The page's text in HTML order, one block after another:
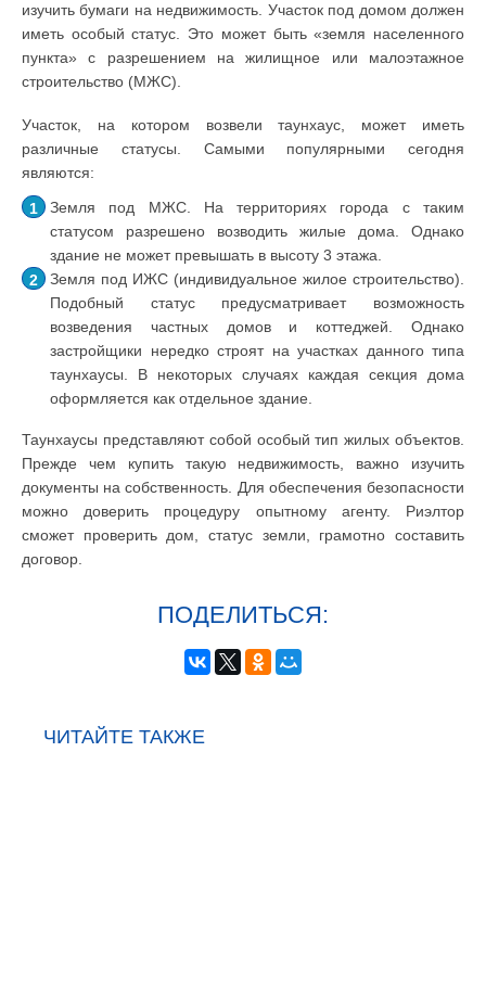
изучить бумаги на недвижимость. Участок под домом должен
иметь особый статус. Это может быть «земля населенного
пункта» с разрешением на жилищное или малоэтажное
строительство (МЖС).
Участок, на котором возвели таунхаус, может иметь
различные статусы. Самыми популярными сегодня
являются:
Земля под МЖС. На территориях города с таким
статусом разрешено возводить жилые дома. Однако
здание не может превышать в высоту 3 этажа.
Земля под ИЖС (индивидуальное жилое строительство).
Подобный статус предусматривает возможность
возведения частных домов и коттеджей. Однако
застройщики нередко строят на участках данного типа
таунхаусы. В некоторых случаях каждая секция дома
оформляется как отдельное здание.
Таунхаусы представляют собой особый тип жилых объектов.
Прежде чем купить такую недвижимость, важно изучить
документы на собственность. Для обеспечения безопасности
можно доверить процедуру опытному агенту. Риэлтор
сможет проверить дом, статус земли, грамотно составить
договор.
ПОДЕЛИТЬСЯ:
ЧИТАЙТЕ ТАКЖЕ